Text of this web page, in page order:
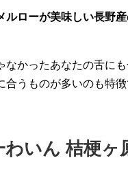
ルローが美味しい長野
なかったあなたの舌に
合うものが多いのも特
いん 桔梗ヶ